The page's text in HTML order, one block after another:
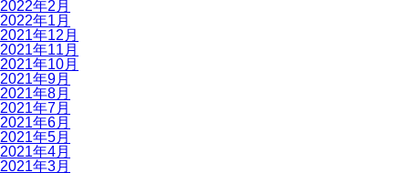
2022年2月
2022年1月
2021年12月
2021年11月
2021年10月
2021年9月
2021年8月
2021年7月
2021年6月
2021年5月
2021年4月
2021年3月